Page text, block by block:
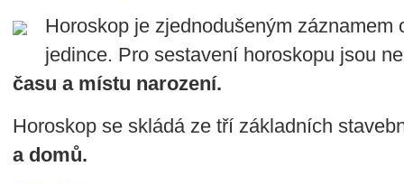
Horoskop je zjednodušeným záznamem
jedince. Pro sestavení horoskopu jsou
času a místu narození.
Horoskop se skládá ze tří základních
a domů.